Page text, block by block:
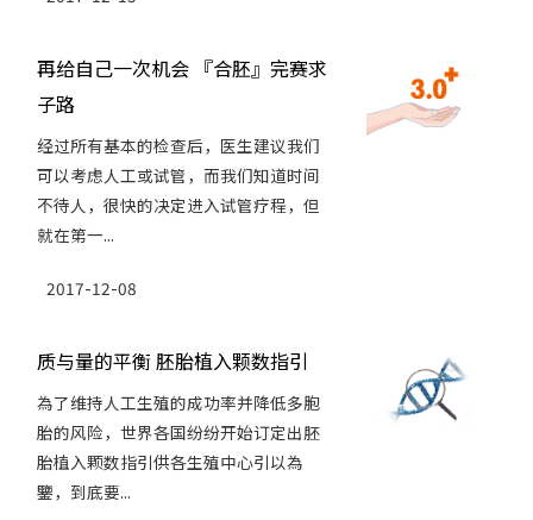
再给自己一次机会 『合胚』完赛求
子路
经过所有基本的检查后，医生建议我们
可以考虑人工或试管，而我们知道时间
不待人，很快的决定进入试管疗程，但
就在第一...
2017-12-08
质与量的平衡 胚胎植入颗数指引
為了维持人工生殖的成功率并降低多胞
胎的风险，世界各国纷纷开始订定出胚
胎植入颗数指引供各生殖中心引以為
鑒，到底要...